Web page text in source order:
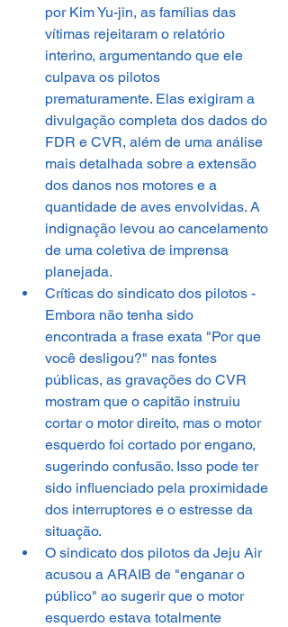
por Kim Yu-jin, as famílias das
vítimas rejeitaram o relatório
interino, argumentando que ele
culpava os pilotos
prematuramente. Elas exigiram a
divulgação completa dos dados do
FDR e CVR, além de uma análise
mais detalhada sobre a extensão
dos danos nos motores e a
quantidade de aves envolvidas. A
indignação levou ao cancelamento
de uma coletiva de imprensa
planejada.
Críticas do sindicato dos pilotos -
Embora não tenha sido
encontrada a frase exata "Por que
você desligou?" nas fontes
públicas, as gravações do CVR
mostram que o capitão instruiu
cortar o motor direito, mas o motor
esquerdo foi cortado por engano,
sugerindo confusão. Isso pode ter
sido influenciado pela proximidade
dos interruptores e o estresse da
situação.
O sindicato dos pilotos da Jeju Air
acusou a ARAIB de "enganar o
público" ao sugerir que o motor
esquerdo estava totalmente